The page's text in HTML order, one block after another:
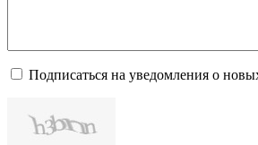
Подписаться на уведомления о